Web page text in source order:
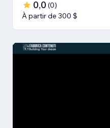
0,0 (0)
À partir de 300 $